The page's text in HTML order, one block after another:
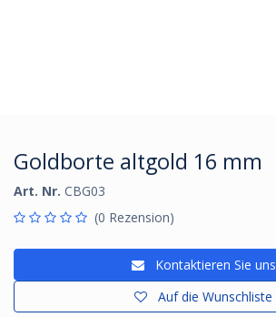
Goldborte altgold 16 mm
Art. Nr. CBG03
(0 Rezension)
Kontaktieren Sie uns
Auf die Wunschliste